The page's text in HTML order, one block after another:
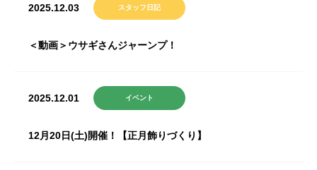
2025.12.03 スタッフ日記
＜動画＞ウサギさんジャーンプ！
2025.12.01 イベント
12月20日(土)開催！【正月飾りづくり】